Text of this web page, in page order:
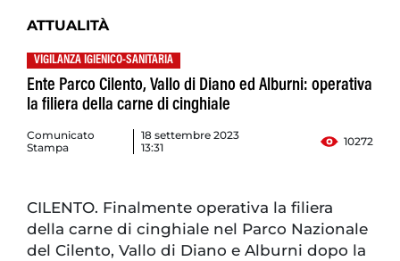
ATTUALITÀ
VIGILANZA IGIENICO-SANITARIA
Ente Parco Cilento, Vallo di Diano ed Alburni: operativa
la filiera della carne di cinghiale
Comunicato
Stampa
18 settembre 2023
13:31
10272
CILENTO. Finalmente operativa la filiera
della carne di cinghiale nel Parco Nazionale
del Cilento, Vallo di Diano e Alburni dopo la